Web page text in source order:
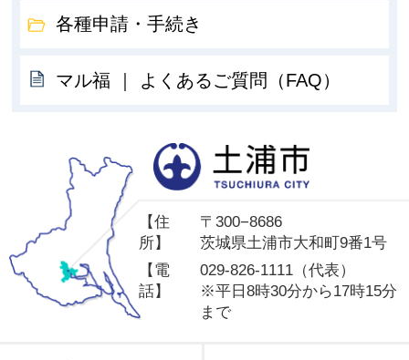
各種申請・手続き
マル福 ｜ よくあるご質問（FAQ）
【住
所】
〒300−8686
茨城県土浦市大和町9番1号
【電
話】
029-826-1111（代表）
※平日8時30分から17時15分
まで